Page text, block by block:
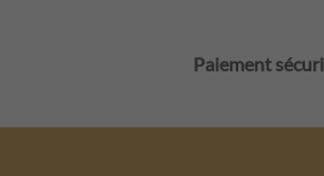
Paiement